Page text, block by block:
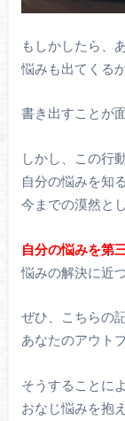
もしかしたら、
悩みも出てくる
書き出すことが
しかし、この行
自分の悩みを知
今までの漠然と
自分の悩みを第
悩みの解決に近
ぜひ、こちらの
あなたのアウト
そうすることに
おなじ悩みを抱